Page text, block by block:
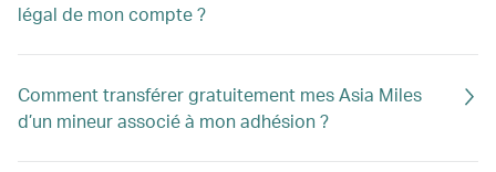
légal de mon compte ?
Comment transférer gratuitement mes Asia Miles
d’un mineur associé à mon adhésion ?